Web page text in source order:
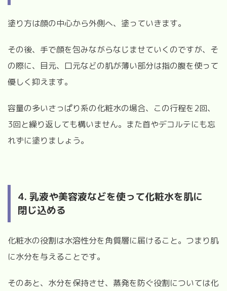
塗り方は顔の中心から外側へ、塗っていきます。
その後、手で顔を包みながらなじませていくのですが、そ
の際に、目元、口元などの肌が薄い部分は指の腹を使って
優しく抑えます。
容量の多いさっぱり系の化粧水の場合、この行程を2回、
3回と繰り返しても構いません。また首やデコルテにも忘
れずに塗りましょう。
4. 乳液や美容液などを使って化粧水を肌に
閉じ込める
化粧水の役割は水溶性分を角質層に届けること。つまり肌
に水分を与えることです。
そのあと、水分を保持させ、蒸発を防ぐ役割については化